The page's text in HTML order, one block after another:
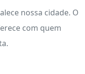
nossa cidade. O
com quem